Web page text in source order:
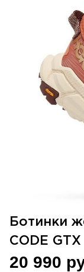
Ботинки
CODE GTX
20 990